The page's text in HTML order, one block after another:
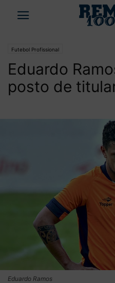
Futebol Profissional
Eduardo
posto de
Eduardo Ramos